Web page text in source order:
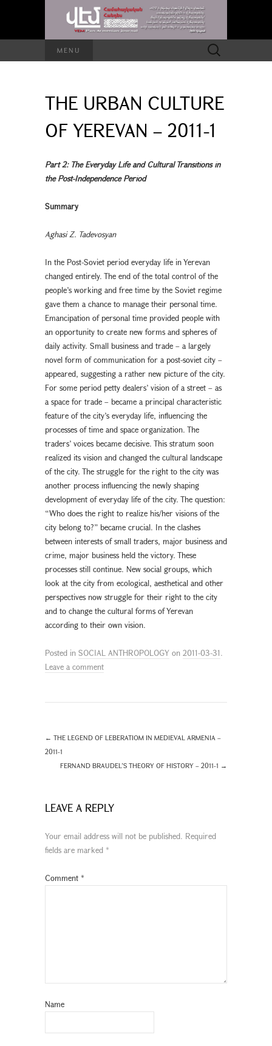
MENU
Search
for:
THE URBAN CULTURE
OF YEREVAN – 2011-1
Part 2: The Everyday Life and Cultural Transitions in
the Post-Independence Period
Summary
Aghasi Z. Tadevosyan
In the Post-Soviet period everyday life in Yerevan
changed entirely. The end of the total control of the
people’s working and free time by the Soviet regime
gave them a chance to manage their personal time.
Emancipation of personal time provided people with
an opportunity to create new forms and spheres of
daily activity. Small business and trade – a largely
novel form of communication for a post-soviet city –
appeared, suggesting a rather new picture of the city.
For some period petty dealers’ vision of a street – as
a space for trade – became a principal characteristic
feature of the city’s everyday life, influencing the
processes of time and space organization. The
traders’ voices became decisive. This stratum soon
realized its vision and changed the cultural landscape
of the city. The struggle for the right to the city was
another process influencing the newly shaping
development of everyday life of the city. The question:
“Who does the right to realize his/her visions of the
city belong to?” became crucial. In the clashes
between interests of small traders, major business and
crime, major business held the victory. These
processes still continue. New social groups, which
look at the city from ecological, aesthetical and other
perspectives now struggle for their right to the city
and to change the cultural forms of Yerevan
according to their own vision.
Posted in SOCIAL ANTHROPOLOGY on 2011-03-31.
Leave a comment
← THE LEGEND OF LEBERATIOM IN MEDIEVAL ARMENIA –
2011-1
FERNAND BRAUDEL’S THEORY OF HISTORY – 2011-1 →
LEAVE A REPLY
Your email address will not be published. Required
fields are marked *
Comment *
Name